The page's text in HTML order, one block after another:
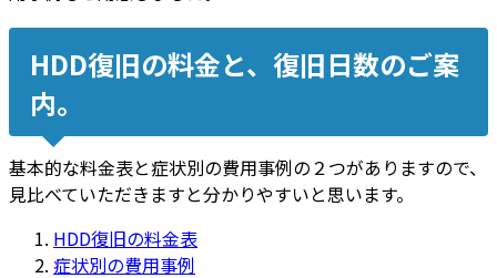
HDD復旧の料金と、復旧日数のご案
内。
基本的な料金表と症状別の費用事例の２つがありますので、
見比べていただきますと分かりやすいと思います。
HDD復旧の料金表
症状別の費用事例